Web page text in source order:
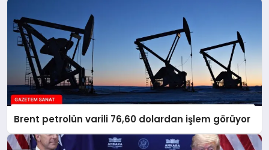
Brent petrolün varili 76,60 dolardan işlem görüyor